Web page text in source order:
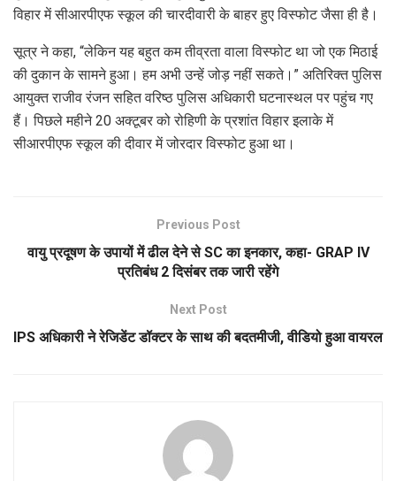
विहार में सीआरपीएफ स्कूल की चारदीवारी के बाहर हुए विस्फोट जैसा ही है।
सूत्र ने कहा, “लेकिन यह बहुत कम तीव्रता वाला विस्फोट था जो एक मिठाई
की दुकान के सामने हुआ। हम अभी उन्हें जोड़ नहीं सकते।” अतिरिक्त पुलिस
आयुक्त राजीव रंजन सहित वरिष्ठ पुलिस अधिकारी घटनास्थल पर पहुंच गए
हैं। पिछले महीने 20 अक्टूबर को रोहिणी के प्रशांत विहार इलाके में
सीआरपीएफ स्कूल की दीवार में जोरदार विस्फोट हुआ था।
Previous Post
वायु प्रदूषण के उपायों में ढील देने से SC का इनकार, कहा- GRAP IV
प्रतिबंध 2 दिसंबर तक जारी रहेंगे
Next Post
IPS अधिकारी ने रेजिडेंट डॉक्टर के साथ की बदतमीजी, वीडियो हुआ वायरल